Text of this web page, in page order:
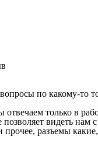
по какому-то
только в
позволяет видеть
разъемы